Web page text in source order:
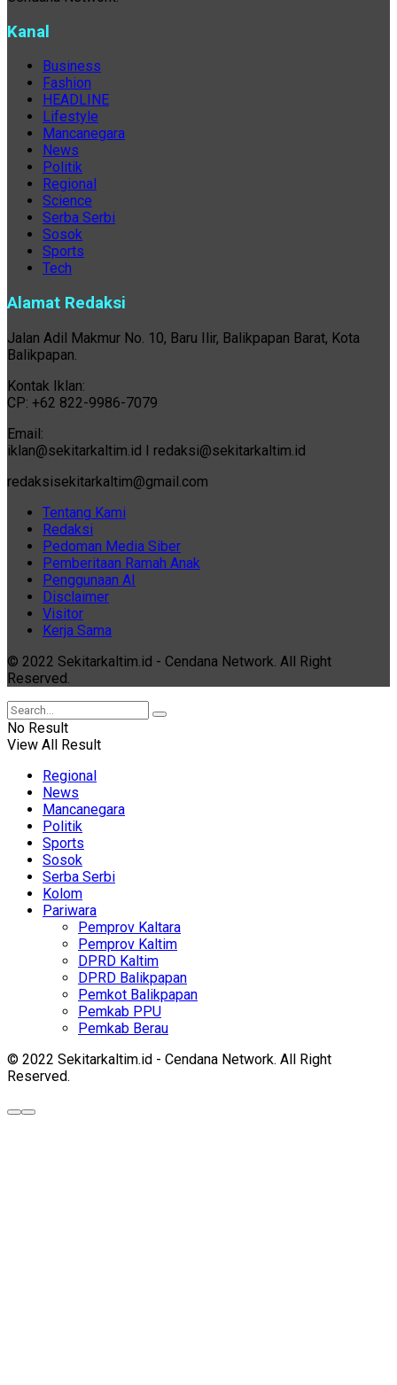
Kanal
Business
Fashion
HEADLINE
Lifestyle
Mancanegara
News
Politik
Regional
Science
Serba Serbi
Sosok
Sports
Tech
Alamat Redaksi
Jalan Adil Makmur No. 10, Baru Ilir, Balikpapan Barat, Kota
Balikpapan.
Kontak Iklan:
CP: +62 822-9986-7079
Email:
iklan@sekitarkaltim.id I redaksi@sekitarkaltim.id
redaksisekitarkaltim@gmail.com
Tentang Kami
Redaksi
Pedoman Media Siber
Pemberitaan Ramah Anak
Penggunaan AI
Disclaimer
Visitor
Kerja Sama
© 2022 Sekitarkaltim.id - Cendana Network. All Right
Reserved.
No Result
View All Result
Regional
News
Mancanegara
Politik
Sports
Sosok
Serba Serbi
Kolom
Pariwara
Pemprov Kaltara
Pemprov Kaltim
DPRD Kaltim
DPRD Balikpapan
Pemkot Balikpapan
Pemkab PPU
Pemkab Berau
© 2022 Sekitarkaltim.id - Cendana Network. All Right
Reserved.